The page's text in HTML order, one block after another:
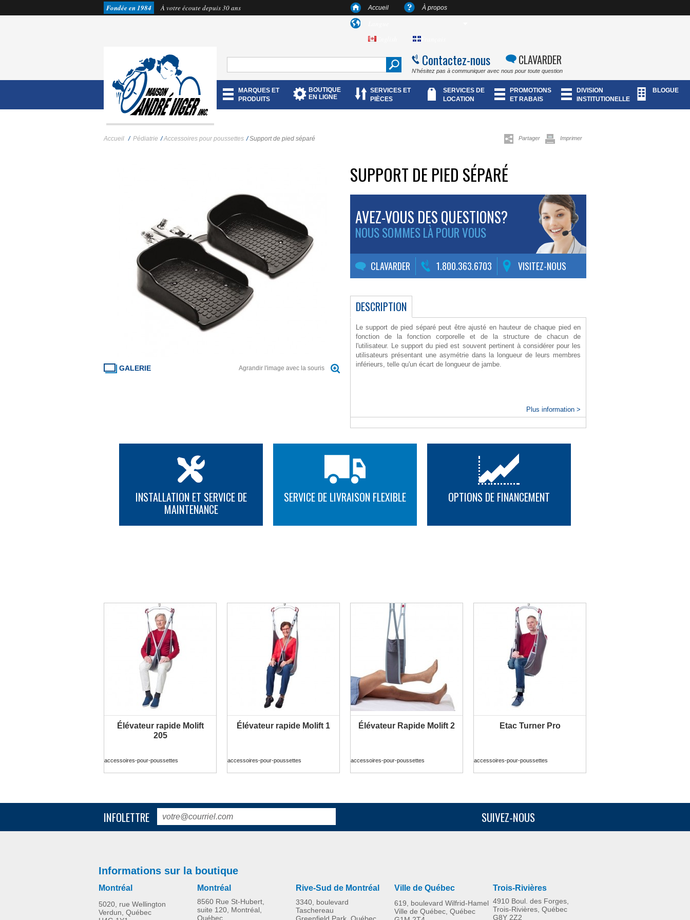
Fondée en 1984 À votre écoute depuis 30 ans Accueil À propos
Contactez-nous CLAVARDER
N’hésitez pas à communiquer avec nous pour toute question
MARQUES ET
PRODUITS
BOUTIQUE
EN LIGNE
SERVICES ET
PIÈCES
SERVICES DE
LOCATION
PROMOTIONS
ET RABAIS
DIVISION
INSTITUTIONELLE
BLOGUE
Accueil / Pédiatrie / Accessoires pour poussettes / Support de pied séparé Partager Imprimer
GALERIE Agrandir l'image avec la souris
SUPPORT DE PIED SÉPARÉ
AVEZ-VOUS DES QUESTIONS?
NOUS SOMMES LÀ POUR VOUS
CLAVARDER 1.800.363.6703 VISITEZ-NOUS
DESCRIPTION
Le support de pied séparé peut être ajusté en hauteur de chaque pied en
fonction de la fonction corporelle et de la structure de chacun de
l'utilisateur. Le support du pied est souvent pertinent à considérer pour les
utilisateurs présentant une asymétrie dans la longueur de leurs membres
inférieurs, telle qu'un écart de longueur de jambe.
Plus information >
INSTALLATION ET SERVICE DE
MAINTENANCE
SERVICE DE LIVRAISON FLEXIBLE OPTIONS DE FINANCEMENT
Élévateur rapide Molift
205
PLUS D'INFORMATION
accessoires-pour-poussettes
Élévateur rapide Molift 1
PLUS D'INFORMATION
accessoires-pour-poussettes
Élévateur Rapide Molift 2
PLUS D'INFORMATION
accessoires-pour-poussettes
Etac Turner Pro
PLUS D'INFORMATION
accessoires-pour-poussettes
PLUS D'INFORMATION PLUS D'INFORMATION PLUS D'INFORMATION PLUS D'INFORMATION
INFOLETTRE SUIVEZ-NOUS
Informations sur la boutique
Montréal
5020, rue Wellington
Verdun, Québec
Montréal
8560 Rue St-Hubert,
suite 120, Montréal,
Québec
Rive-Sud de Montréal
3340, boulevard
Taschereau
Greenfield Park, Québec
Ville de Québec
619, boulevard Wilfrid-Hamel
Ville de Québec, Québec
Trois-Rivières
4910 Boul. des Forges,
Trois-Rivières, Québec
G8Y 2Z2